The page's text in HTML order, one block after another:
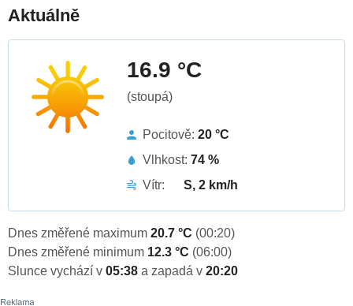
Aktuálně
16.9 °C
(stoupá)
Pocitově: 20 °C
Vlhkost: 74 %
Vítr:
S, 2 km/h
Dnes změřené maximum 20.7 °C (00:20)
Dnes změřené minimum 12.3 °C (06:00)
Slunce vychází v 05:38 a zapadá v 20:20